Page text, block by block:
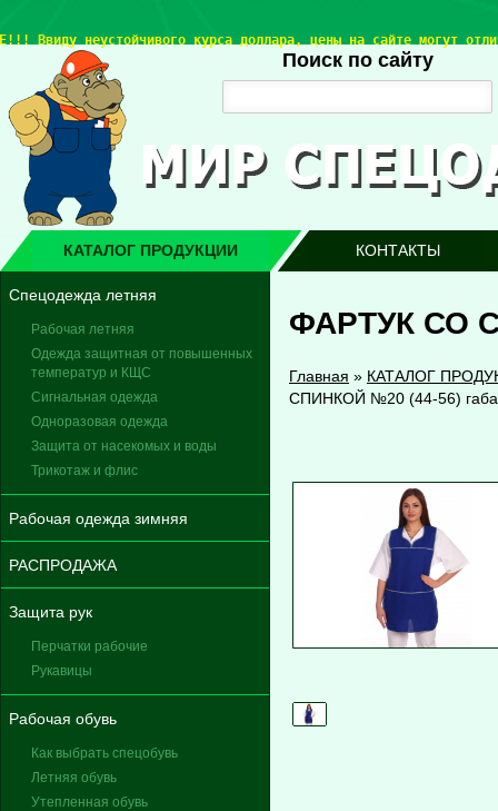
Поиск по сайту
Ввиду неустойчивого курса доллара, цены на сайте могут
КАТАЛОГ ПРОДУКЦИИ КОНТАКТЫ
Спецодежда летняя
Рабочая летняя
Одежда защитная от повышенных
температур и КЩС
Сигнальная одежда
Одноразовая одежда
Защита от насекомых и воды
Трикотаж и флис
Рабочая одежда зимняя
РАСПРОДАЖА
Защита рук
Перчатки рабочие
Рукавицы
Рабочая обувь
Как выбрать спецобувь
Летняя обувь
Утепленная обувь
ФАРТУК СО
Главная » КАТАЛОГ
СПИНКОЙ №20 (44-56)